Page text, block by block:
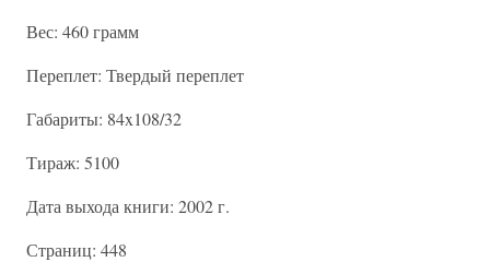
Вес: 460 грамм
Переплет: Твердый переплет
Габариты: 84x108/32
Тираж: 5100
Дата выхода книги: 2002 г.
Страниц: 448